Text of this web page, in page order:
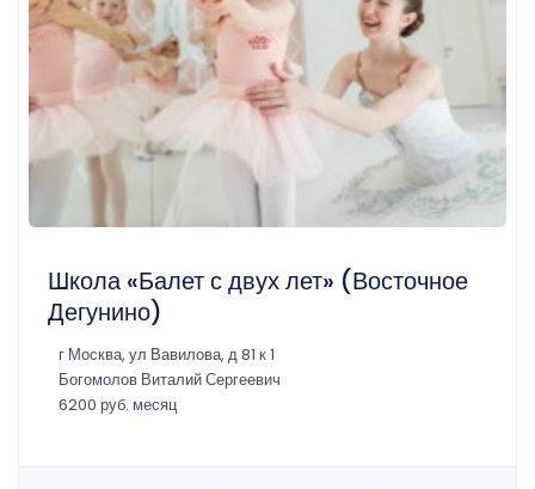
Школа «Балет с двух лет» (Восточное
Дегунино)
г Москва, ул Вавилова, д 81 к 1
Богомолов Виталий Сергеевич
6200 руб. месяц